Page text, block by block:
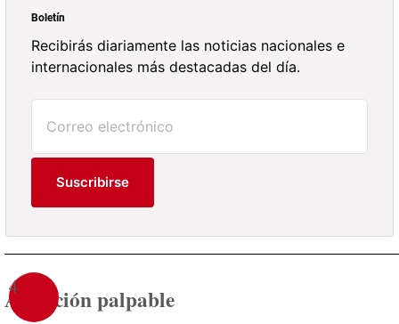
Boletín
Recibirás diariamente las noticias nacionales e
internacionales más destacadas del día.
Suscribirse
4
Atracción palpable